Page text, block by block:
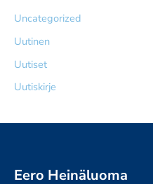
Uncategorized
Uutinen
Uutiset
Uutiskirje
Eero Heinäluoma